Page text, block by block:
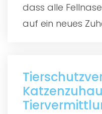
dass alle
auf ein neues